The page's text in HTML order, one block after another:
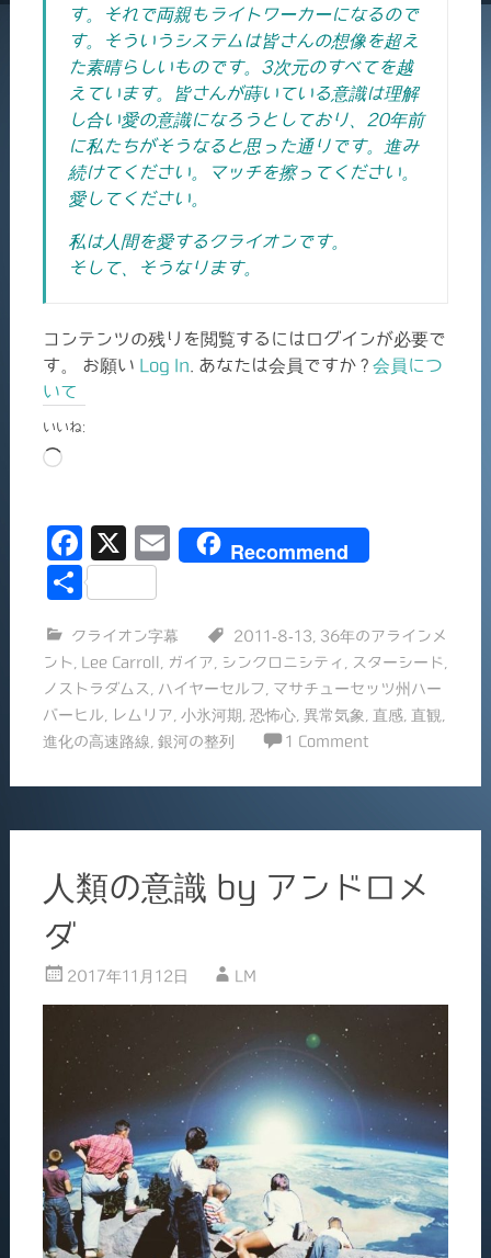
す。それで両親もライトワーカーになるので
す。そういうシステムは皆さんの想像を超え
た素晴らしいものです。3次元のすべてを越
えています。皆さんが蒔いている意識は理解
し合い愛の意識になろうとしており、20年前
に私たちがそうなると思った通りです。進み
続けてください。マッチを擦ってください。
愛してください。
私は人間を愛するクライオンです。
そして、そうなります。
コンテンツの残りを閲覧するにはログインが必要で
す。 お願い Log In . あなたは会員ですか ? 会員につ
いて
いいね:
読
み
中…
F
a
e
b
o
o
k
X
E
l
Recommend
共
クライオン字幕 2011-8-13
36年のアラインメ
ント
Lee Carroll ガイア シンクロニシティ スターシード
ノストラダムス
ハイヤーセルフ
マサチューセッツ州ハー
バーヒル
レムリア 小氷河期 恐怖心, 異常気象 直感, 直観
進化の高速路線 銀河の整列 1 Comment
人類の意識 by アンドロメ
ダ
2017年11月12日 LM